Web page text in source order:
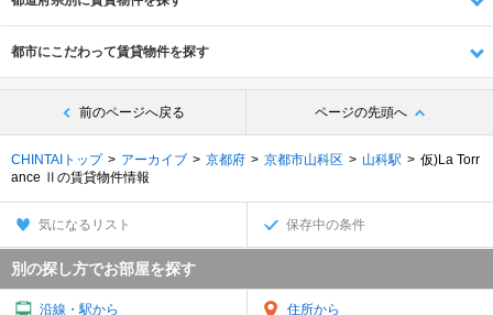
都市にこだわって賃貸物件を探す
前のページへ戻る ページの先頭へ
CHINTAIトップ アーカイブ 京都府 京都市山科区 山科駅
仮)La Torr
ance Ⅱの賃貸物件情報
気になるリスト 保存中の条件
別の探し方でお部屋を探す
沿線・駅から 住所から